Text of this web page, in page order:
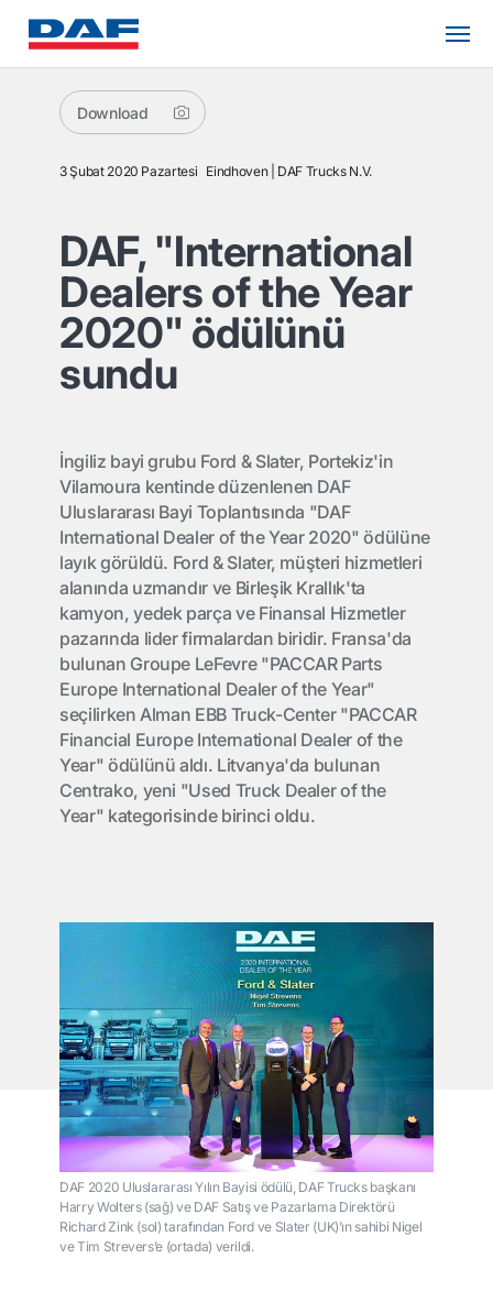
Download
3 Şubat 2020 Pazartesi Eindhoven DAF Trucks N.V.
DAF, "International
Dealers of the Year
2020" ödülünü
sundu
İngiliz bayi grubu Ford & Slater, Portekiz'in
Vilamoura kentinde düzenlenen DAF
Uluslararası Bayi Toplantısında "DAF
International Dealer of the Year 2020" ödülüne
layık görüldü. Ford & Slater, müşteri hizmetleri
alanında uzmandır ve Birleşik Krallık'ta
kamyon, yedek parça ve Finansal Hizmetler
pazarında lider firmalardan biridir. Fransa'da
bulunan Groupe LeFevre "PACCAR Parts
Europe International Dealer of the Year"
seçilirken Alman EBB Truck-Center "PACCAR
Financial Europe International Dealer of the
Year" ödülünü aldı. Litvanya'da bulunan
Centrako, yeni "Used Truck Dealer of the
Year" kategorisinde birinci oldu.
DAF 2020 Uluslararası Yılın Bayisi ödülü, DAF Trucks başkanı
Harry Wolters (sağ) ve DAF Satış ve Pazarlama Direktörü
Richard Zink (sol) tarafından Ford ve Slater (UK)’ın sahibi Nigel
ve Tim Strevers’e (ortada) verildi.